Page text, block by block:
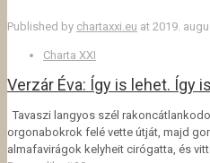
Published by chartaxxi.eu at 2019.
Charta XXI
Verzár Éva: Így is lehet. Így
Tavaszi langyos szél
orgonabokrok felé vette útját, majd
almafavirágok kelyheit cirógatta, és